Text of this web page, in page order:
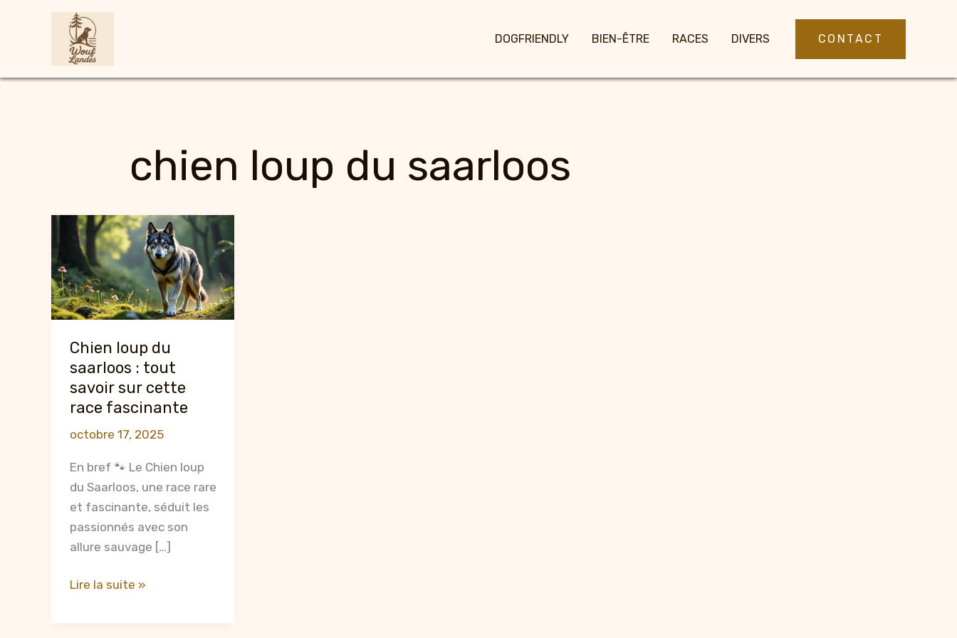
Aller
DOGFRIENDLY BIEN-ÊTRE RACES DIVERS CONTACT
chien loup du saarloos
Chien loup du
saarloos : tout
savoir sur cette
race fascinante
octobre 17, 2025
En bref 🐾 Le Chien loup
du Saarloos, une race rare
et fascinante, séduit les
passionnés avec son
allure sauvage […]
Chien
Lire la suite »